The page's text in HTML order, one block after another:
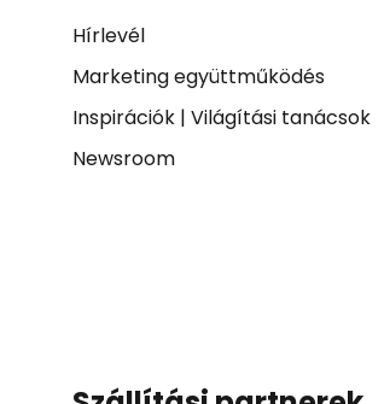
Hírlevél
Marketing együttműködés
Inspirációk| Világítási tanácsok
Newsroom